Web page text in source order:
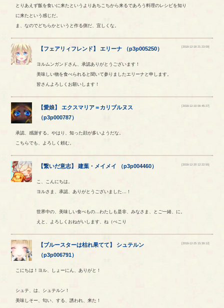
とりあえず飯を食いに来たというよりあちこちから来るであろう料理のレシピを知り
に来たという感じだ。
ま、なのでどちらかというと作る側だ、宜しくな。
【フェアリィフレンド】 エリーナ （p3p005250） [2018-12-18 21:23:09]
ヨルムンガンドさん、承認ありがとうございます！
美味しい物を食べられると聞いて参りましたエリーナと申します。
皆さんよろしくお願いします！
【愛娘】 エクスマリア＝ カリブルヌス
（p3p000787）
[2018-12-19 06:45:27]
承認、感謝する。やはり、知った顔が多いようだな。
こちらでも、よろしく頼む。
【繋いだ意志】建葉 ・ メイメイ （p3p004460） [2018-12-20 12:22:55]
こ、こんにちは。
ヨルさま、承認、ありがとうございました…！
世界中の、美味しい食べもの…わたしも是非、みなさま、とご一緒、に。
えと、よろしくおねがいします、ね（ぺこり
【ブルースターは枯れ果てて 】 シュテルン
（p3p006791）
[2018-12-25 15:39:12]
こにちは！ヨル、しょーにん、ありがと！
シュテ、は、シュテルン！
美味しそー、匂い、する、誘われ、来た！